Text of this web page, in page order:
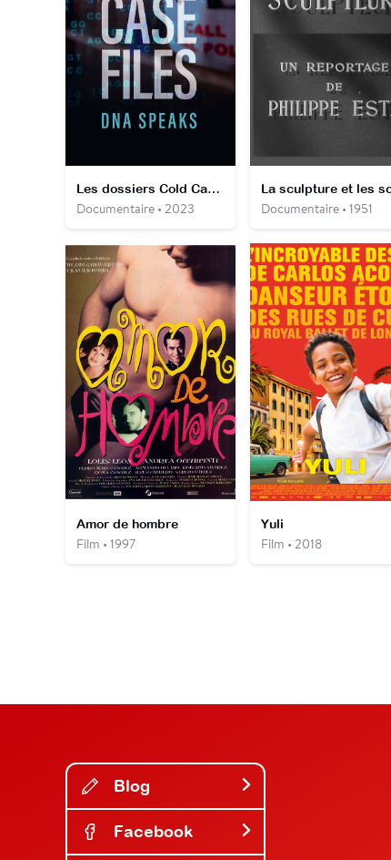
Les dossiers Cold Case : quand l’ADN parle
Documentaire • 2023 Documentaire • 1951
Amor de hombre
Film • 1997
Yuli
Film • 2018
Blog
Facebook